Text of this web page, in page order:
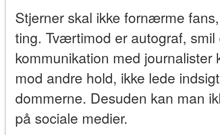
Stjerner skal ikke fornærme
ting. Tværtimod er autograf,
kommunikation med
mod andre hold, ikke lede
dommerne. Desuden kan man
på sociale medier.